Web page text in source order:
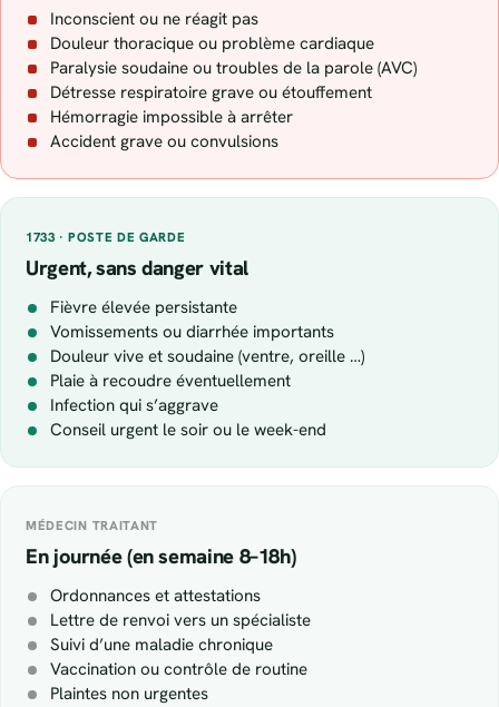
Inconscient ou ne réagit pas
Douleur thoracique ou problème cardiaque
Paralysie soudaine ou troubles de la parole (AVC)
Détresse respiratoire grave ou étouffement
Hémorragie impossible à arrêter
Accident grave ou convulsions
1733 · POSTE DE GARDE
Urgent, sans danger vital
Fièvre élevée persistante
Vomissements ou diarrhée importants
Douleur vive et soudaine (ventre, oreille …)
Plaie à recoudre éventuellement
Infection qui s’aggrave
Conseil urgent le soir ou le week-end
MÉDECIN TRAITANT
En journée (en semaine 8–18h)
Ordonnances et attestations
Lettre de renvoi vers un spécialiste
Suivi d’une maladie chronique
Vaccination ou contrôle de routine
Plaintes non urgentes